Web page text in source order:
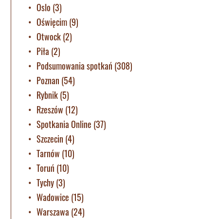
Oslo (3)
Oświęcim(9)
Otwock(2)
Piła (2)
Podsumowania spotkań (308)
Poznan (54)
Rybnik(5)
Rzeszów (12)
Spotkania Online (37)
Szczecin (4)
Tarnów (10)
Toruń (10)
Tychy(3)
Wadowice (15)
Warszawa (24)